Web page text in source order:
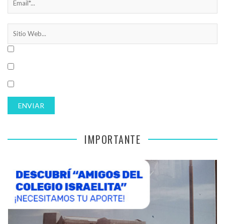
IMPORTANTE